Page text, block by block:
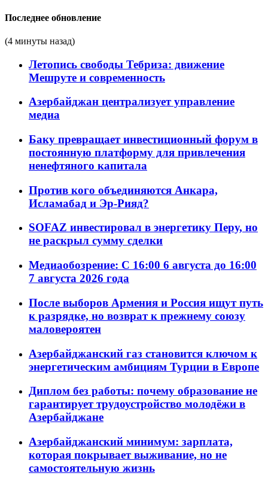
Последнее обновление
(4 минуты назад)
Летопись свободы Тебриза: движение
Мешруте и современность
Азербайджан централизует управление
медиа
Баку превращает инвестиционный форум в
постоянную платформу для привлечения
ненефтяного капитала
Против кого объединяются Анкара,
Исламабад и Эр-Рияд?
SOFAZ инвестировал в энергетику Перу, но
не раскрыл сумму сделки
Медиаобозрение: С 16:00 6 августа до 16:00
7 августа 2026 года
После выборов Армения и Россия ищут путь
к разрядке, но возврат к прежнему союзу
маловероятен
Азербайджанский газ становится ключом к
энергетическим амбициям Турции в Европе
Диплом без работы: почему образование не
гарантирует трудоустройство молодёжи в
Азербайджане
Азербайджанский минимум: зарплата,
которая покрывает выживание, но не
самостоятельную жизнь